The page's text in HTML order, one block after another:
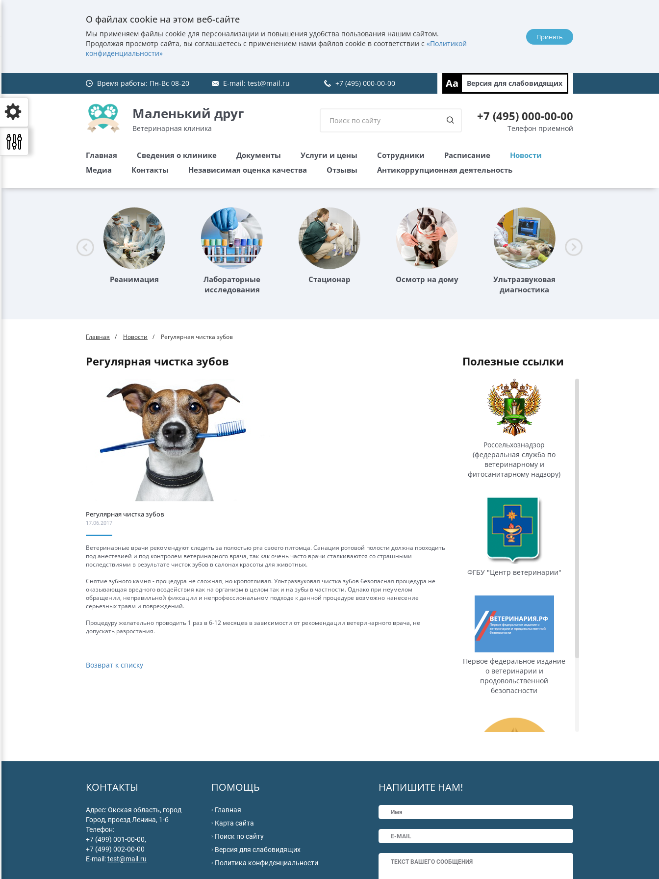
О файлах cookie на этом веб-сайте
Мы применяем файлы cookie для персонализации и повышения удобства пользования нашим сайтом.
Продолжая просмотр сайта, вы соглашаетесь с применением нами файлов cookie в соответствии с «Политикой
конфиденциальности»
Принять
Время работы: Пн-Вс 08-20 E-mail: test@mail.ru +7 (495) 000-00-00 Aa Версия для слабовидящих
Маленький друг
Ветеринарная клиника
+7 (495) 000-00-00
Телефон приемной
Главная Сведения о клинике Документы Услуги и цены Сотрудники Расписание
Новости
Медиа
Контакты Независимая оценка качества Отзывы Антикоррупционная деятельность
Реанимация
Лабораторные
исследования
Стационар Осмотр на дому
Ультразвуковая
диагностика
Главная Новости Регулярная чистка зубов
Регулярная чистка зубов
Регулярная чистка зубов
17.06.2017
Ветеринарные врачи рекомендуют следить за полостью рта своего питомца. Санация ротовой полости должна проходить
под анестезией и под контролем ветеринарного врача, так как очень часто врачи сталкиваются со страшными
последствиями в результате чисток зубов в салонах красоты для животных.
Снятие зубного камня - процедура не сложная, но кропотливая. Ультразвуковая чистка зубов безопасная процедура не
оказывающая вредного воздействия как на организм в целом так и на зубы в частности. Однако при неумелом
обращении, неправильной фиксации и непрофессиональном подходе к данной процедуре возможно нанесение
серьезных травм и повреждений.
Процедуру желательно проводить 1 раз в 6-12 месяцев в зависимости от рекомендации ветеринарного врача, не
допускать разростания.
Возврат к списку
полезные ссылки
Россельхознадзор
(федеральная служба по
ветеринарному и
фитосанитарному надзору)
ФГБУ "Центр ветеринарии"
Первое федеральное издание
о ветеринарии и
продовольственной
безопасности
хозяйства РФ
НАПИШИТЕ НАМ!
ПОМОЩЬ
Главная
Карта сайта
Поиск по сайту
Версия для слабовидящих
Политика конфиденциальности
КОНТАКТЫ
Адрес: Окская область, город
Город, проезд Ленина, 1-б
Телефон:
+7 (499) 001-00-00,
+7 (499) 002-00-00
E-mail:test@mail.ru